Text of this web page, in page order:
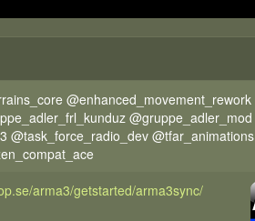
@enhanced_movement_rework
@gruppe_adler_mod
@task_force_radio_dev @tfar_animations
arma3/getstarted/arma3sync/